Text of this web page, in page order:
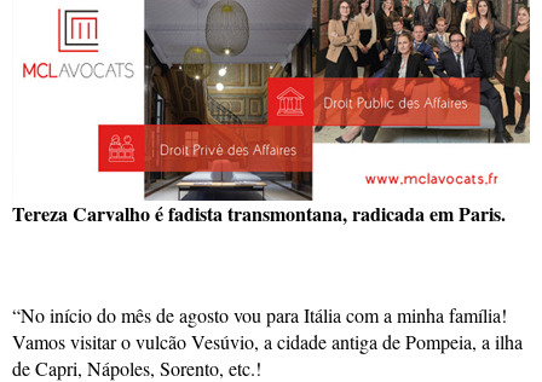
Tereza Carvalho é fadista transmontana, radicada em Paris.
“No início do mês de agosto vou para Itália com a minha família!
Vamos visitar o vulcão Vesúvio, a cidade antiga de Pompeia, a ilha
de Capri, Nápoles, Sorento, etc.!